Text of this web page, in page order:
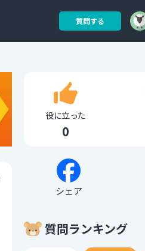
質問する
役に立った
0
シェア
質問ランキング